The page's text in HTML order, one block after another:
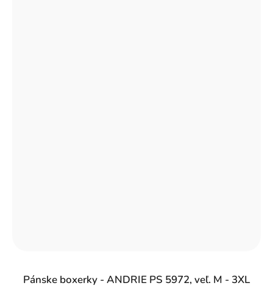
Pánske boxerky - ANDRIE PS 5972, veľ. M - 3XL